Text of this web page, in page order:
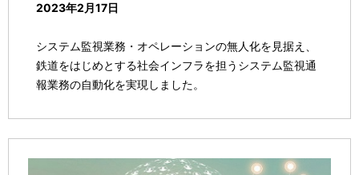
2023年2月17日
システム監視業務・オペレーションの無人化を見据え、
鉄道をはじめとする社会インフラを担うシステム監視通
報業務の自動化を実現しました。